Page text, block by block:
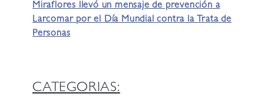
Miraflores llevó un mensaje de prevención a
Larcomar por el Día Mundial contra la Trata de
Personas
CATEGORIAS: